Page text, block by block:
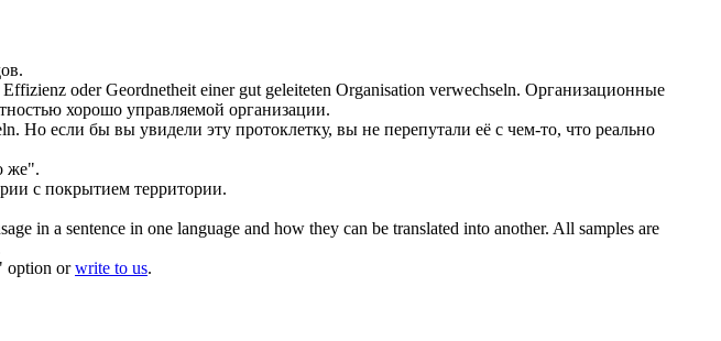
oder Geordnetheit einer gut geleiteten Organisation verwechseln. Организационные
хорошо управляемой организации.
. Но если бы вы увидели эту протоклетку, вы не перепутали её с чем-то, что реально
же".
с покрытием территории.
in a sentence in one language and how they can be translated into another. All samples are
option orwrite to us.